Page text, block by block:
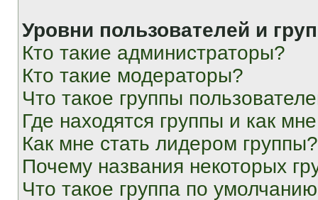
Уровни пользователей и
Кто такие администраторы?
Кто такие модераторы?
Что такое группы
Где находятся группы и как
Как мне стать лидером группы?
Почему названия некоторых
Что такое группа по